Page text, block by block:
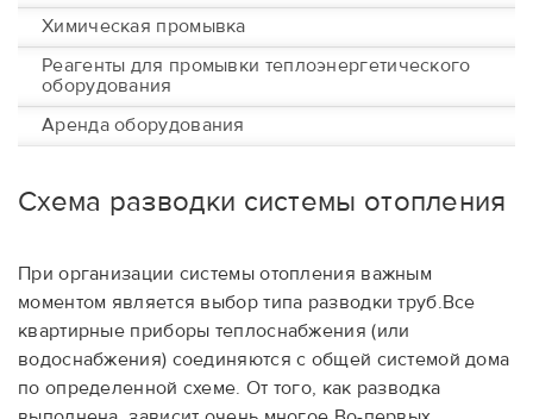
Химическая промывка
Реагенты для промывки теплоэнергетического
оборудования
Аренда оборудования
Схема разводки системы отопления
При организации системы отопления важным
моментом является выбор типа разводки труб.Все
квартирные приборы теплоснабжения (или
водоснабжения) соединяются с общей системой дома
по определенной схеме. От того, как разводка